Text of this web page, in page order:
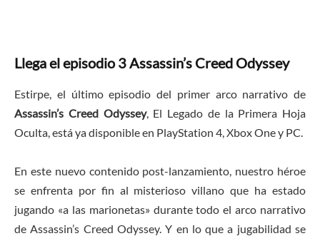
Llega el episodio 3 Assassin’s Creed Odyssey
Estirpe, el último episodio del primer arco narrativo de
Assassin’s Creed Odyssey, El Legado de la Primera Hoja
Oculta, está ya disponible en PlayStation 4, Xbox One y PC.
En este nuevo contenido post-lanzamiento, nuestro héroe
se enfrenta por fin al misterioso villano que ha estado
jugando «a las marionetas» durante todo el arco narrativo
de Assassin’s Creed Odyssey. Y en lo que a jugabilidad se